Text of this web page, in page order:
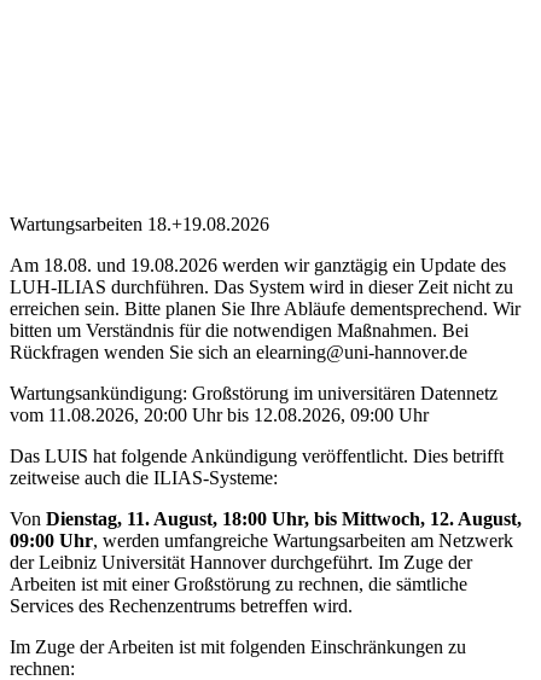
Wartungsarbeiten 18.+19.08.2026
Am 18.08. und 19.08.2026 werden wir ganztägig ein Update des
LUH-ILIAS durchführen. Das System wird in dieser Zeit nicht zu
erreichen sein. Bitte planen Sie Ihre Abläufe dementsprechend. Wir
bitten um Verständnis für die notwendigen Maßnahmen. Bei
Rückfragen wenden Sie sich an elearning@uni-hannover.de
Wartungsankündigung: Großstörung im universitären Datennetz
vom 11.08.2026, 20:00 Uhr bis 12.08.2026, 09:00 Uhr
Das LUIS hat folgende Ankündigung veröffentlicht. Dies betrifft
zeitweise auch die ILIAS-Systeme:
Von Dienstag, 11. August, 18:00 Uhr, bis Mittwoch, 12. August,
09:00 Uhr, werden umfangreiche Wartungsarbeiten am Netzwerk
der Leibniz Universität Hannover durchgeführt. Im Zuge der
Arbeiten ist mit einer Großstörung zu rechnen, die sämtliche
Services des Rechenzentrums betreffen wird.
Im Zuge der Arbeiten ist mit folgenden Einschränkungen zu
rechnen: